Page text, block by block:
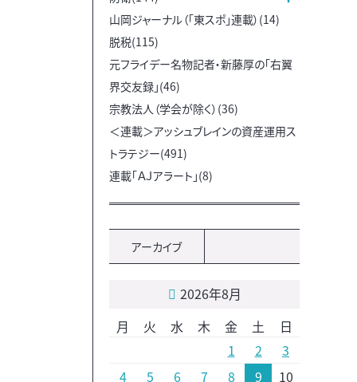
山岡ジャーナル（「東スポ」連載）(14)
脱税(115)
元フライデー名物記者・新藤厚の「右翼
界交友録」(46)
宗教法人（学会が除く）(36)
＜連載＞アッシュブレインの資産運用ス
トラテジー(491)
連載「ＡＪアラート」(8)
アーカイブ
2026年8月
月
火 水 木 金 土
日
1
2
3
4
5 6 7 8 9 10